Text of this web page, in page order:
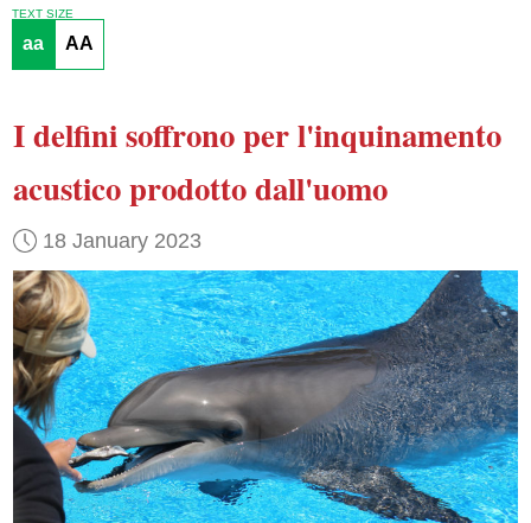
TEXT SIZE
aa AA
I delfini soffronoper l'inquinamento
acustico prodotto dall'uomo
18 January 2023